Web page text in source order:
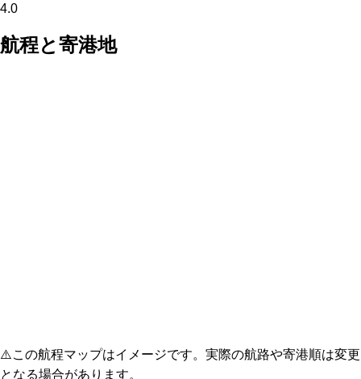
4.0
航程と寄港地
⚠️この航程マップはイメージです。実際の航路や寄港順は変更
となる場合があります。